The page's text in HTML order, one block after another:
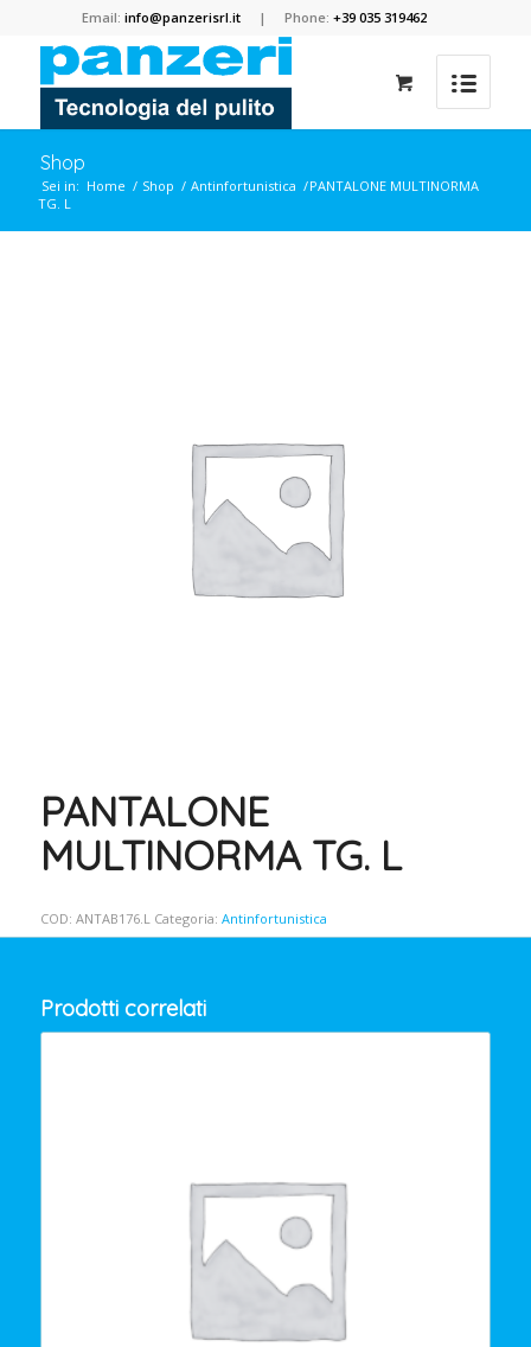
Email:info@panzerisrl.it | Phone:+39 035 319462
Shop
Sei in: Home / Shop / Antinfortunistica /PANTALONE MULTINORMA
TG. L
PANTALONE
MULTINORMA TG. L
COD: ANTAB176.L Categoria: Antinfortunistica
Prodotti correlati